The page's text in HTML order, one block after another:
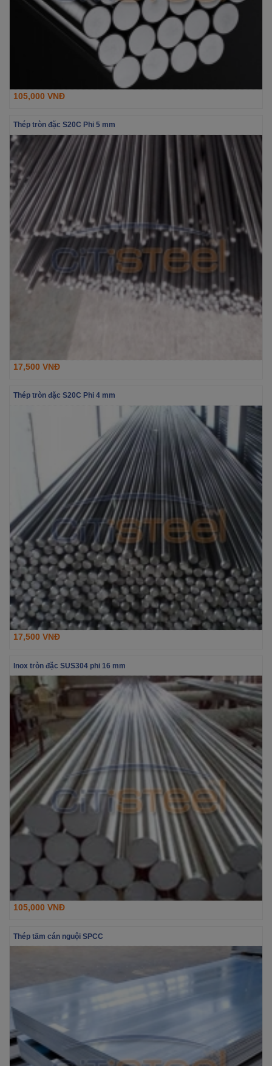
105,000 VNĐ
Thép tròn đặc S20C Phi 5 mm
17,500 VNĐ
Thép tròn đặc S20C Phi 4 mm
17,500 VNĐ
Inox tròn đặc SUS304 phi 16 mm
105,000 VNĐ
Thép tấm cán nguội SPCC